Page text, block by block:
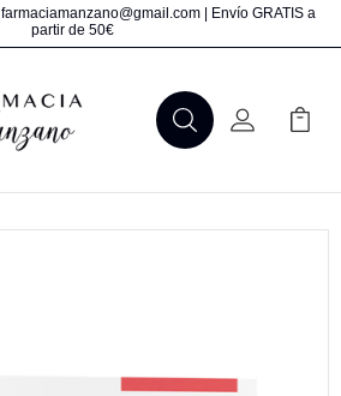
farmaciamanzano@gmail.com | Envío GRATIS a
partir de 50€
BuscarMi Cuenta
Mi